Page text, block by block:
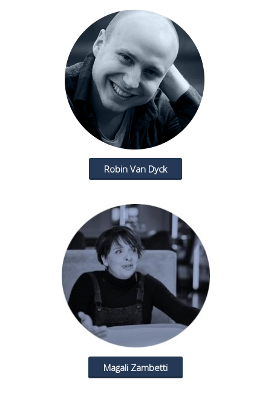
Robin Van Dyck
Magali Zambetti